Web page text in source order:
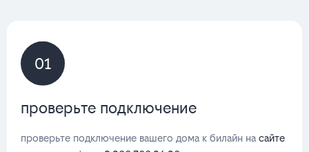
01
проверьте подключение
проверьте подключение вашего дома к билайн на сайте